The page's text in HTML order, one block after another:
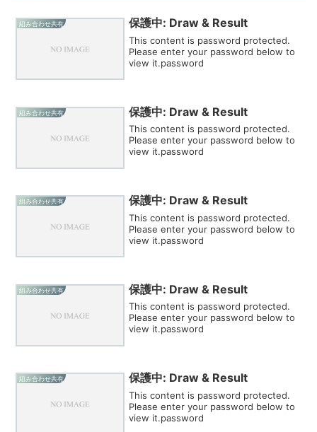
組み合わせ共有 保護中: Draw & Result
This content is password protected.
Please enter your password below to
view it.password
組み合わせ共有 保護中: Draw & Result
This content is password protected.
Please enter your password below to
view it.password
組み合わせ共有 保護中: Draw & Result
This content is password protected.
Please enter your password below to
view it.password
組み合わせ共有 保護中: Draw & Result
This content is password protected.
Please enter your password below to
view it.password
組み合わせ共有 保護中: Draw & Result
This content is password protected.
Please enter your password below to
view it.password